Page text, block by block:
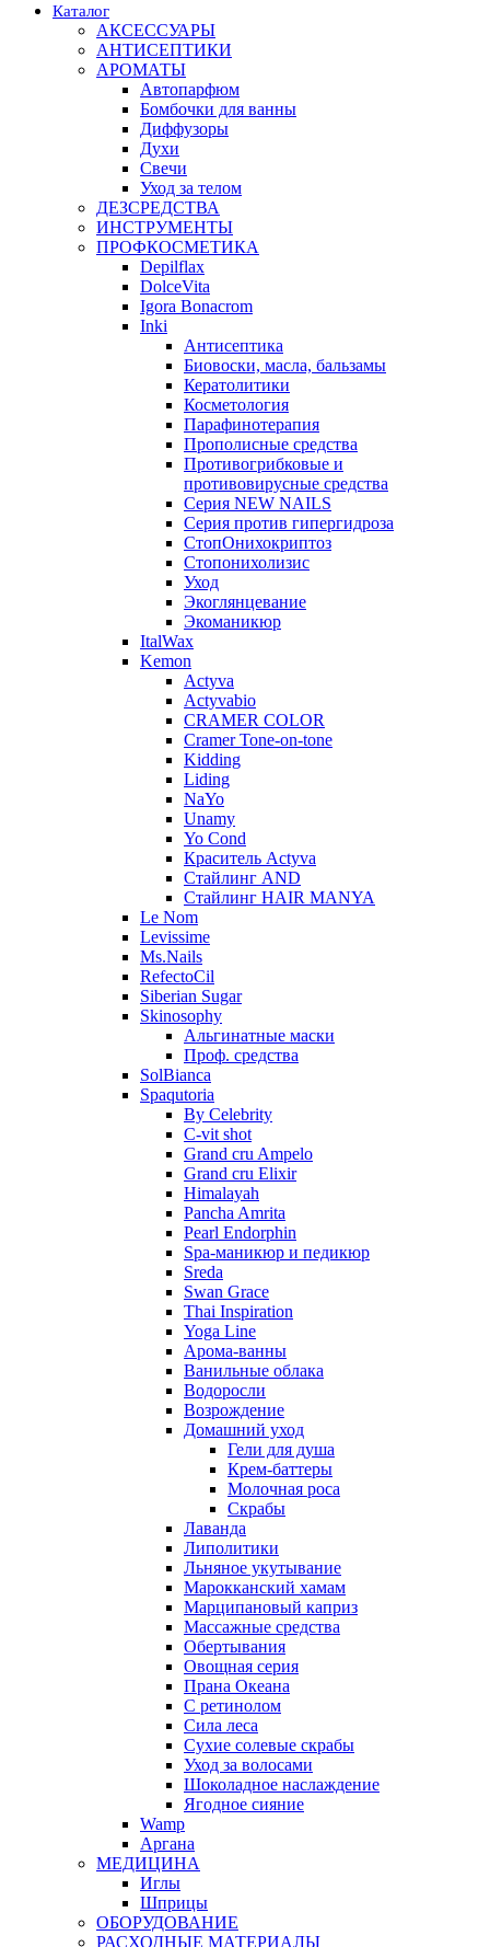
Каталог
АКСЕССУАРЫ
АНТИСЕПТИКИ
АРОМАТЫ
Автопарфюм
Бомбочки для ванны
Диффузоры
Духи
Свечи
Уход за телом
ДЕЗСРЕДСТВА
ИНСТРУМЕНТЫ
ПРОФКОСМЕТИКА
Depilflax
DolceVita
Igora Bonacrom
Inki
Антисептика
Биовоски, масла, бальзамы
Кератолитики
Косметология
Парафинотерапия
Прополисные средства
Противогрибковые и
противовирусные средства
Серия NEW NAILS
Серия против гипергидроза
СтопОнихокриптоз
Стопонихолизис
Уход
Экоглянцевание
Экоманикюр
ItalWax
Kemon
Actyva
Actyvabio
CRAMER COLOR
Cramer Tone-on-tone
Kidding
Liding
NaYo
Unamy
Yo Cond
Краситель Actyva
Стайлинг AND
Стайлинг HAIR MANYA
Le Nom
Levissime
Ms.Nails
RefectoCil
Siberian Sugar
Skinosophy
Альгинатные маски
Проф. средства
SolBianca
Spaqutoria
By Celebrity
C-vit shot
Grand cru Ampelo
Grand сru Elixir
Himalayah
Pancha Amrita
Pearl Endorphin
Spa-маникюр и педикюр
Sreda
Swan Grace
Thai Inspiration
Yoga Line
Арома-ванны
Ванильные облака
Водоросли
Возрождение
Домашний уход
Гели для душа
Крем-баттеры
Молочная роса
Скрабы
Лаванда
Липолитики
Льняное укутывание
Марокканский хамам
Марципановый каприз
Массажные средства
Обертывания
Овощная серия
Прана Океана
С ретинолом
Сила леса
Сухие солевые скрабы
Уход за волосами
Шоколадное наслаждение
Ягодное сияние
Wamp
Аргана
МЕДИЦИНА
Иглы
Шприцы
ОБОРУДОВАНИЕ
РАСХОДНЫЕ МАТЕРИАЛЫ